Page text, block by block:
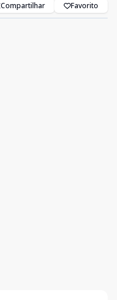
Compartilhar Favorito